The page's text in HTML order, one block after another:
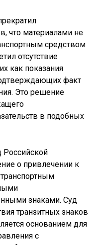
что материалами не
средством
отсутствие
как показания
факт
Это решение
в подобных
Российской
о привлечении к
знаками. Суд
транзитных знаков
основанием для
с